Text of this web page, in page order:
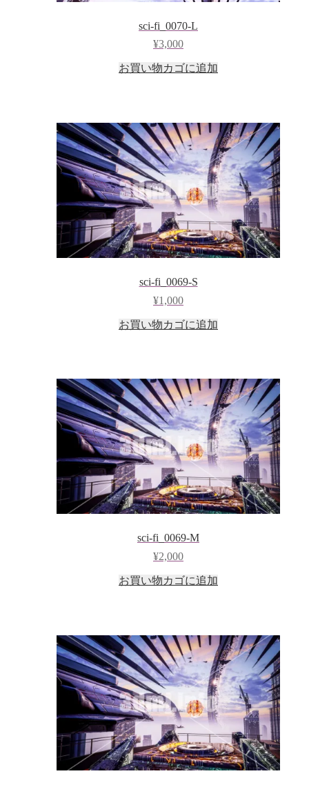
sci-fi_0070-L
¥3,000
お買い物カゴに追加
sci-fi_0069-S
¥1,000
お買い物カゴに追加
sci-fi_0069-M
¥2,000
お買い物カゴに追加